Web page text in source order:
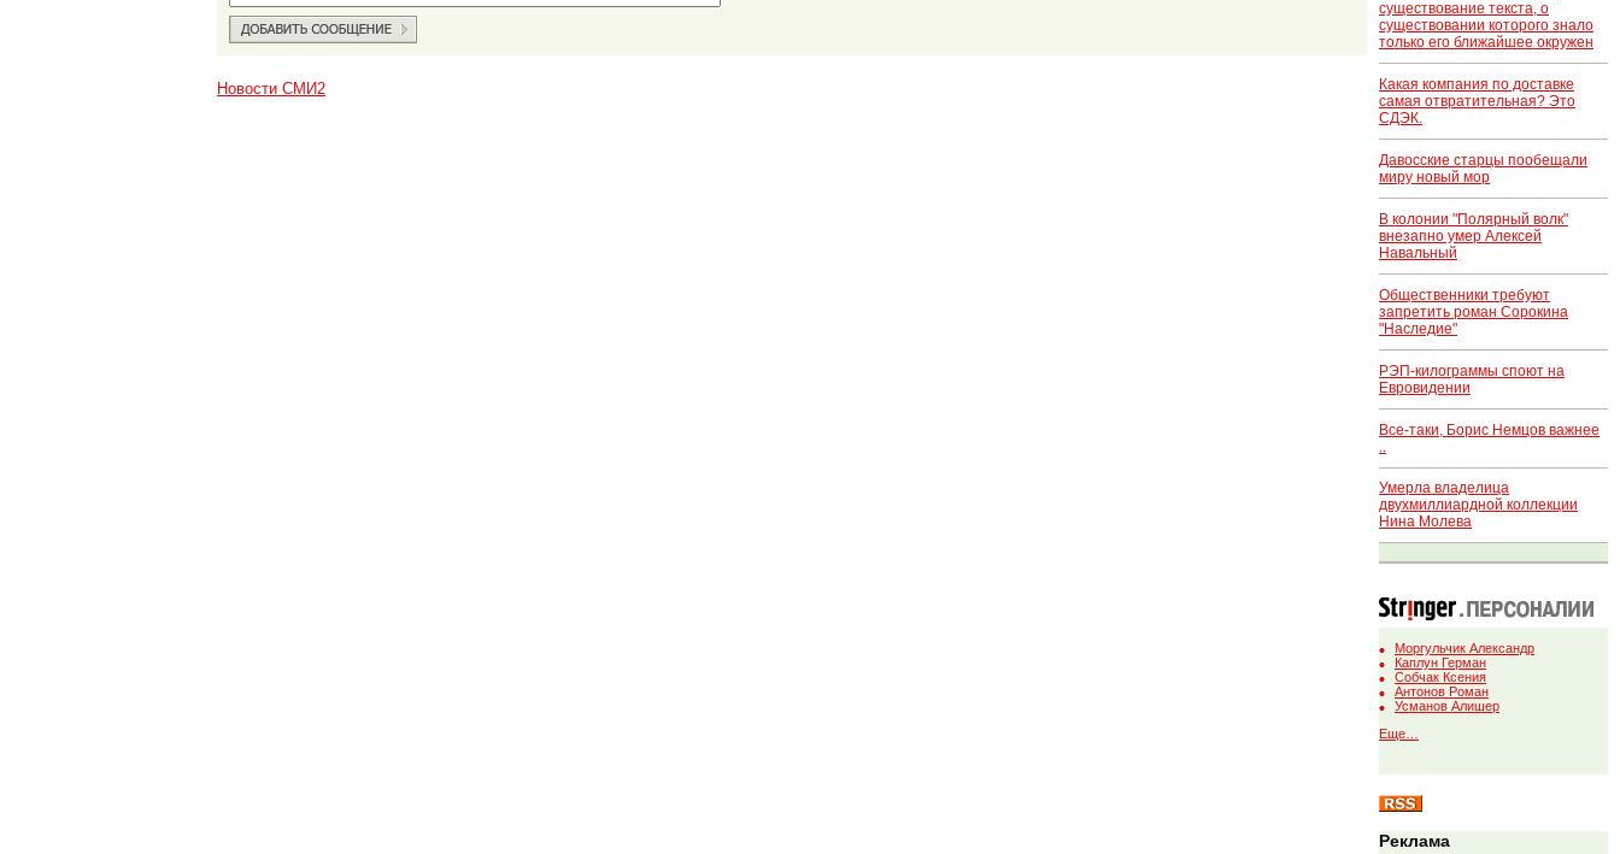
Новости СМИ2
существование текста, о
существовании которого знало
только его ближайшее окружен
Какая компания по доставке
самая отвратительная? Это
СДЭК.
Давосские старцы пообещали
миру новый мор
В колонии "Полярный волк"
внезапно умер Алексей
Навальный
Общественники требуют
запретить роман Сорокина
"Наследие"
РЭП-килограммы споют на
Евровидении
Все-таки, Борис Немцов важнее
Умерла владелица
двухмиллиардной коллекции
Нина Молева
Моргульчик Александр
Каплун Герман
Собчак Ксения
Антонов Роман
Усманов Алишер
Еще…
Реклама